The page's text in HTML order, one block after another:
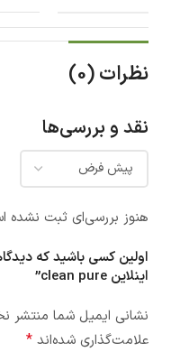
نظرات (0)
نقد و بررسی‌ها
هنوز بررسی‌ای ثبت نشده
اولین کسی باشید که
اینلاین clean pure”
نشانی ایمیل شما منتشر
علامت‌گذاری شده‌اند *